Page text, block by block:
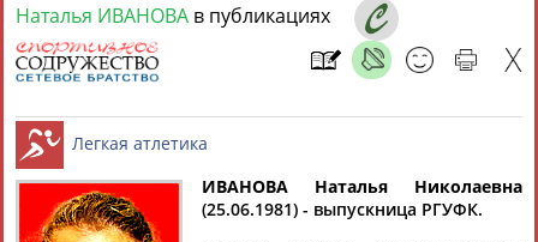
6 августа 2026 года,
СПОРТСМЕНЫ, ТРЕНЕРЫ И СПЕЦИАЛИСТЫ
Найдено: 13181персон Расширенный поиск
Наталья ИВАНОВА в публикациях
ИВАНОВА Наталья Николаевна
(25.06.1981) - выпускница РГУФК.